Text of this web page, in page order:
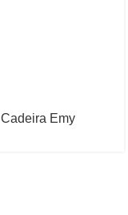
Cadeira Emy